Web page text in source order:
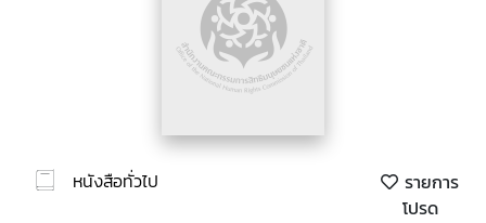
หนังสือทั่วไป
รายการ
โปรด